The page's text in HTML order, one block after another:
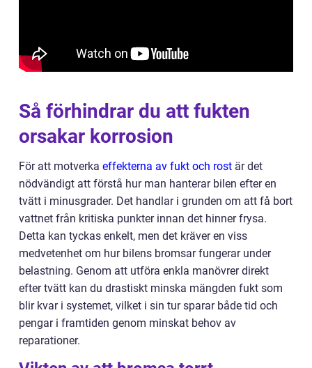
Så förhindrar du att fukten
orsakar korrosion
För att motverka effekterna av fukt och rost är det
nödvändigt att förstå hur man hanterar bilen efter en
tvätt i minusgrader. Det handlar i grunden om att få bort
vattnet från kritiska punkter innan det hinner frysa.
Detta kan tyckas enkelt, men det kräver en viss
medvetenhet om hur bilens bromsar fungerar under
belastning. Genom att utföra enkla manövrer direkt
efter tvätt kan du drastiskt minska mängden fukt som
blir kvar i systemet, vilket i sin tur sparar både tid och
pengar i framtiden genom minskat behov av
reparationer.